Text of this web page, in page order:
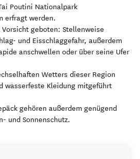
Poutini Nationalpark
erfragt werden.
geboten: Stellenweise
und Eisschlaggefahr, außerdem
anschwellen oder über seine Ufer
Wetters dieser Region
wasserfeste Kleidung mitgeführt
gehören außerdem genügend
und Sonnenschutz.